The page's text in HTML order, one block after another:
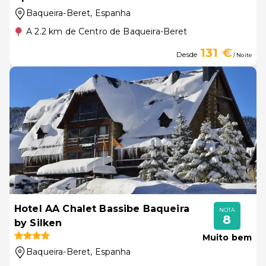
Baqueira-Beret, Espanha
A 2.2 km de Centro de Baqueira-Beret
Desde 131 €/ Noite
Hotel AA Chalet Bassibe Baqueira
by Silken
Baqueira-Beret, Espanha
NOTA
8
Muito bem